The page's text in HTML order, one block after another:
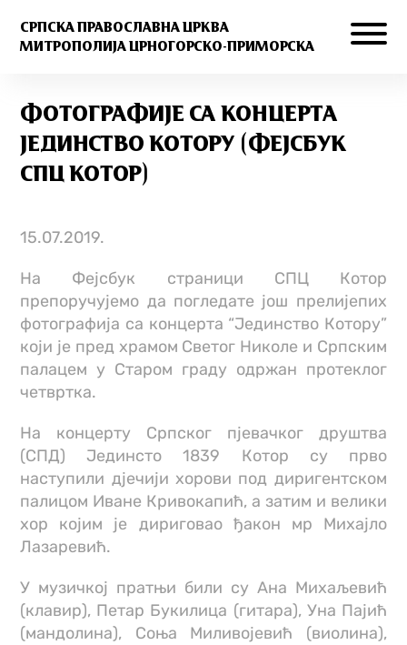
СРПСКА ПРАВОСЛАВНА ЦРКВА
МИТРОПОЛИЈА ЦРНОГОРСКО-ПРИМОРСКА
ФОТОГРАФИЈE СА КОНЦЕРТА
ЈЕДИНСТВО КОТОРУ (ФЕЈСБУК
СПЦ КОТОР)
15.07.2019.
На Фејсбук страници СПЦ Котор
препоручујемо да погледате још прелијепих
фотографија са концерта “Јединство Котору”
који је пред храмом Светог Николе и Српским
палацем у Старом граду одржан протеклог
четвртка.
На концерту Српског пјевачког друштва
(СПД) Јединсто 1839 Котор су прво
наступили дјечији хорови под диригентском
палицом Иване Кривокапић, а затим и велики
хор којим је дириговао ђакон мр Михајло
Лазаревић.
У музичкој пратњи били су Ана Михаљевић
(клавир), Петар Букилица (гитара), Уна Пајић
(мандолина), Соња Миливојевић (виолина),